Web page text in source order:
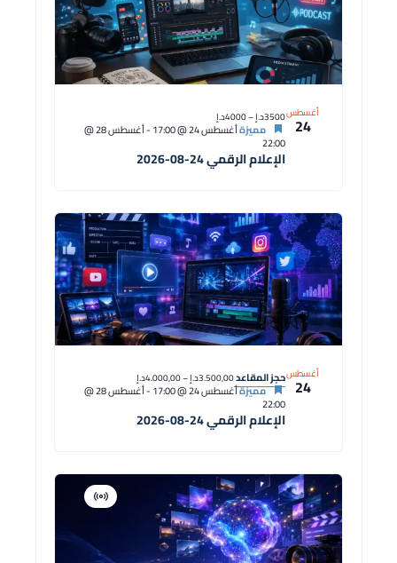
أغسطس
24
الإعلام الرقمي 24-08-2026
مميزةأغسطس 24 @ 17:00 - أغسطس 28 @
22:00
3500د.إ – 4000د.إ
أغسطس
24
الإعلام الرقمي 24-08-2026
مميزةأغسطس 24 @ 17:00 - أغسطس 28 @
22:00
حجز المقاعد3.500,00د.إ – 4.000,00د.إ
افتراضية